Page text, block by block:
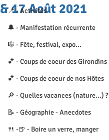
📍 - Activités
🔔 - Manifestation récurrente
🎼 - Fête, festival, expo...
💕 - Coups de coeur des Girondins
💕 - Coups de coeur de nos Hôtes
🔎 - Quelles vacances (nature...) ?
📝 - Géographie - Anecdotes
🍴 -🍺 - Boire un verre, manger
& 17 Août 2021